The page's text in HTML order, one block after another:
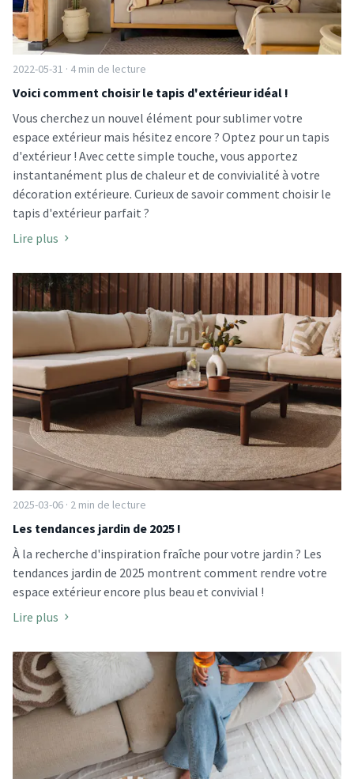
2022-05-31 · 4 min de lecture
Voici comment choisir le tapis d'extérieur idéal !
Vous cherchez un nouvel élément pour sublimer votre
espace extérieur mais hésitez encore ? Optez pour un tapis
d'extérieur ! Avec cette simple touche, vous apportez
instantanément plus de chaleur et de convivialité à votre
décoration extérieure. Curieux de savoir comment choisir le
tapis d'extérieur parfait ?
Lire plus
2025-03-06 · 2 min de lecture
Les tendances jardin de 2025 !
À la recherche d'inspiration fraîche pour votre jardin ? Les
tendances jardin de 2025 montrent comment rendre votre
espace extérieur encore plus beau et convivial !
Lire plus